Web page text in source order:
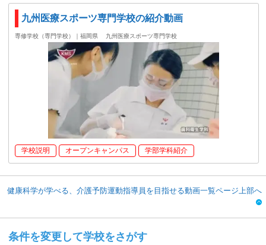
九州医療スポーツ専門学校の紹介動画
専修学校（専門学校）｜福岡県 九州医療スポーツ専門学校
学校説明 オープンキャンパス 学部学科紹介
健康科学が学べる、介護予防運動指導員を目指せる動画一覧ページ上部へ
条件を変更して学校をさがす